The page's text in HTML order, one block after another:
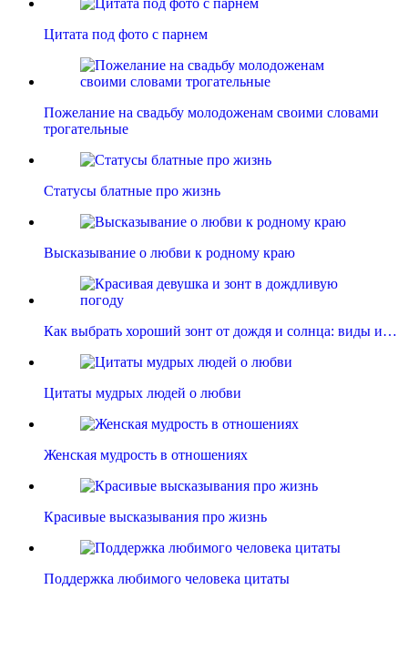
Цитата под фото с парнем
Пожелание на свадьбу молодоженам своими словами
трогательные
Статусы блатные про жизнь
Высказывание о любви к родному краю
Как выбрать хороший зонт от дождя и солнца: виды и…
Цитаты мудрых людей о любви
Женская мудрость в отношениях
Красивые высказывания про жизнь
Поддержка любимого человека цитаты